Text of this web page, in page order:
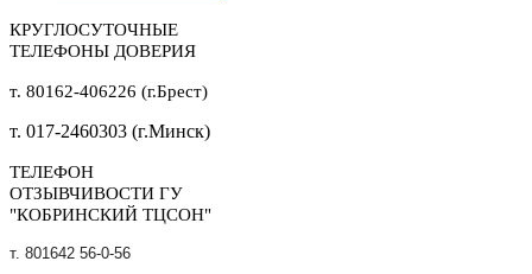
КРУГЛОСУТОЧНЫЕ
ТЕЛЕФОНЫ ДОВЕРИЯ
т. 80162-406226 (г.Брест)
т. 017-2460303 (г.Минск)
ТЕЛЕФОН
ОТЗЫВЧИВОСТИ ГУ
"КОБРИНСКИЙ ТЦСОН"
т. 801642 56-0-56